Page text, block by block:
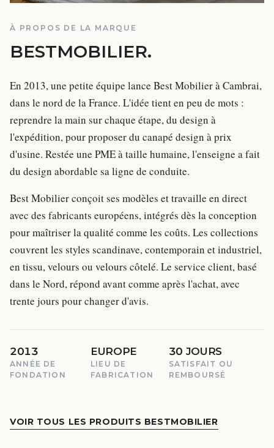
À PROPOS DE LA MARQUE
BESTMOBILIER.
En 2013, une petite équipe lance Best Mobilier à Cambrai,
dans le nord de la France. L'idée tient en peu de mots :
reprendre la main sur chaque étape, du design à
l'expédition, pour proposer du canapé design à prix
d'usine. Restée une PME à taille humaine, l'enseigne a fait
du design abordable sa ligne de conduite.
Best Mobilier conçoit ses modèles et travaille en direct
avec des fabricants européens, intégrés dès la conception
pour maîtriser la qualité comme les coûts. Les collections
couvrent les styles scandinave, contemporain et industriel,
en tissu, velours ou velours côtelé. Le service client, basé
dans le Nord, répond avant comme après l'achat, avec
trente jours pour changer d'avis.
2013
ANNÉE DE
FONDATION
EUROPE
LIEU DE
FABRICATION
30 JOURS
SATISFAIT OU
REMBOURSÉ
VOIR TOUS LES PRODUITS BESTMOBILIER